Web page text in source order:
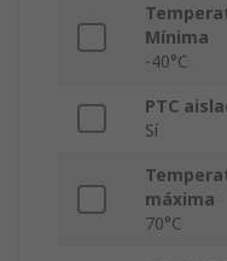
Mínima
-40°C
PTC
Sí
máxima
70°C